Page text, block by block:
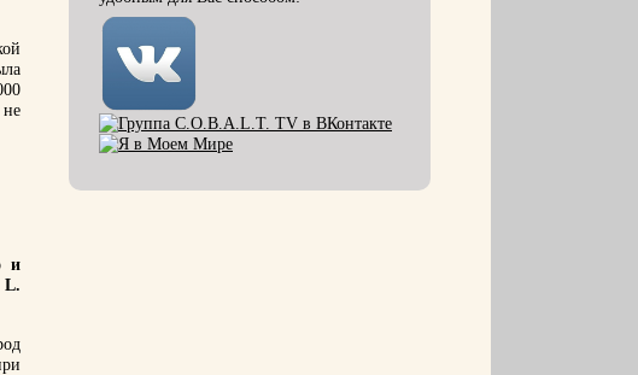
и
L.